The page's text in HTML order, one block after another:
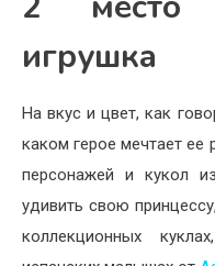
игрушка
На вкус и цвет, как
каком герое мечтает
персонажей и кукол
удивить свою
коллекционных